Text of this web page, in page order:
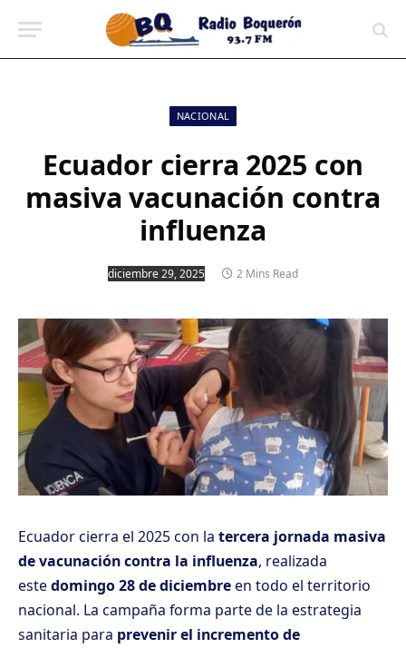
NACIONAL
Ecuador cierra 2025 con
masiva vacunación contra
influenza
diciembre 29, 2025 2 Mins Read
Ecuador cierra el 2025 con la tercera jornada masiva
de vacunación contra la influenza, realizada
estedomingo 28 de diciembreen todo el territorio
nacional. La campaña forma parte de la estrategia
sanitaria para prevenir el incremento de